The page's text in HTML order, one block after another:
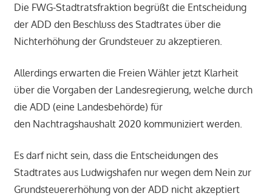
Die FWG-Stadtratsfraktion begrüßt die Entscheidung
der ADD den Beschluss des Stadtrates über die
Nichterhöhung der Grundsteuer zu akzeptieren.
Allerdings erwarten die Freien Wähler jetzt Klarheit
über die Vorgaben der Landesregierung, welche durch
die ADD (eine Landesbehörde) für
den Nachtragshaushalt 2020 kommuniziert werden.
Es darf nicht sein, dass die Entscheidungen des
Stadtrates aus Ludwigshafen nur wegen dem Nein zur
Grundsteuererhöhung von der ADD nicht akzeptiert